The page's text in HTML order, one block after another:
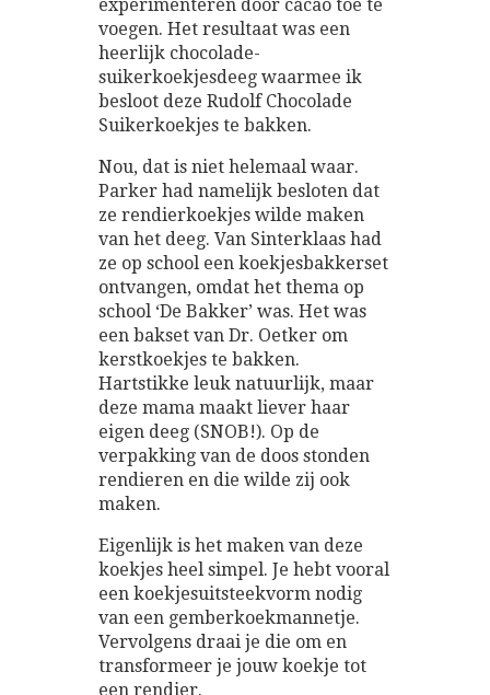
experimenteren door cacao toe te
voegen. Het resultaat was een
heerlijk chocolade-
suikerkoekjesdeeg waarmee ik
besloot deze Rudolf Chocolade
Suikerkoekjes te bakken.
Nou, dat is niet helemaal waar.
Parker had namelijk besloten dat
ze rendierkoekjes wilde maken
van het deeg. Van Sinterklaas had
ze op school een koekjesbakkerset
ontvangen, omdat het thema op
school ‘De Bakker’ was. Het was
een bakset van Dr. Oetker om
kerstkoekjes te bakken.
Hartstikke leuk natuurlijk, maar
deze mama maakt liever haar
eigen deeg (SNOB!). Op de
verpakking van de doos stonden
rendieren en die wilde zij ook
maken.
Eigenlijk is het maken van deze
koekjes heel simpel. Je hebt vooral
een koekjesuitsteekvorm nodig
van een gemberkoekmannetje.
Vervolgens draai je die om en
transformeer je jouw koekje tot
een rendier.